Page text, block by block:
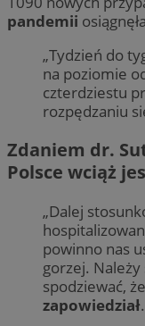
pandemii
„Tydzień do
na poziomie
czterdziestu
rozpędzaniu
Zdaniem dr.
Polsce wciąż
„Dalej
powinno nas
gorzej.
spodziewać,
zapowiedział.